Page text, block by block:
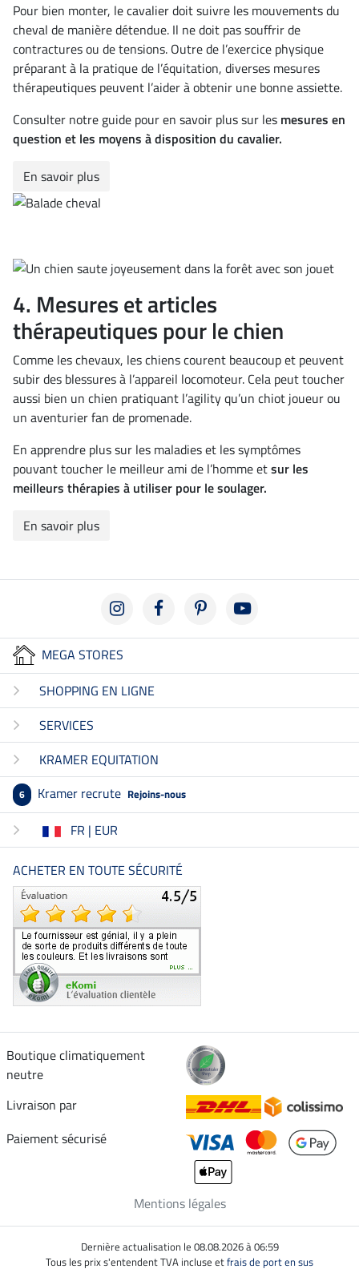
Pour bien monter, le cavalier doit suivre les mouvements du
cheval de manière détendue. Il ne doit pas souffrir de
contractures ou de tensions. Outre de l’exercice physique
préparant à la pratique de l’équitation, diverses mesures
thérapeutiques peuvent l’aider à obtenir une bonne assiette.
Consulter notre guide pour en savoir plus sur les mesures en
question et les moyens à disposition du cavalier.
En savoir plus
4. Mesures et articles
thérapeutiques pour le chien
Comme les chevaux, les chiens courent beaucoup et peuvent
subir des blessures à l’appareil locomoteur. Cela peut toucher
aussi bien un chien pratiquant l’agility qu’un chiot joueur ou
un aventurier fan de promenade.
En apprendre plus sur les maladies et les symptômes
pouvant toucher le meilleur ami de l’homme etsur les
meilleurs thérapies à utiliser pour le soulager.
En savoir plus
MEGA STORES
SHOPPING EN LIGNE
SERVICES
KRAMER EQUITATION
6 Kramer recrute Rejoins-nous
FR | EUR
ACHETER EN TOUTE SÉCURITÉ
Boutique climatiquement
neutre
Livraison par
Paiement sécurisé
Mentions légales
Dernière actualisation le 08.08.2026 à 06:59
Tous les prix s'entendent TVA incluse etfrais de port en sus